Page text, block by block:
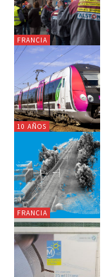
FRANCIA
10 AÑOS
FRANCIA